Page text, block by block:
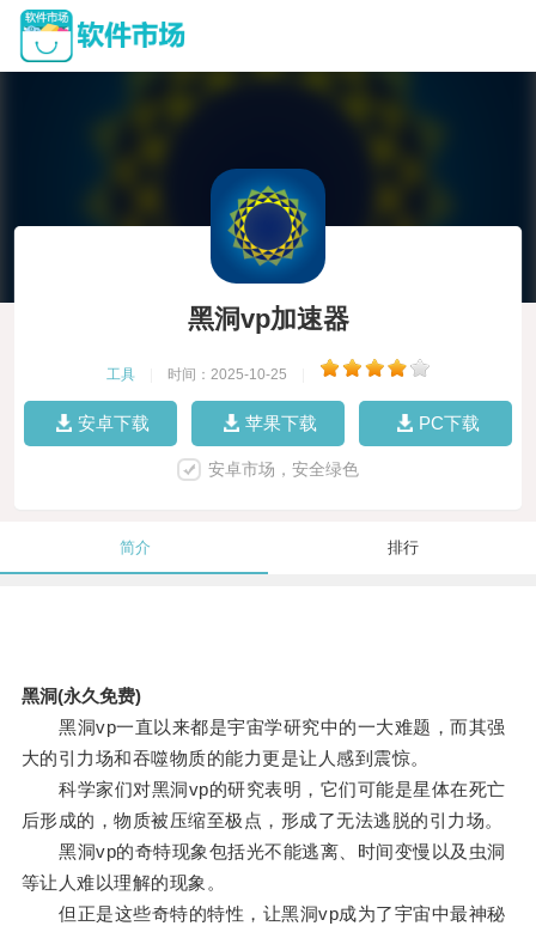
黑洞vp加速器
工具 时间：2025-10-25
安卓下载 苹果下载 PC下载
安卓市场，安全绿色
简介 排行
黑洞(永久免费)
黑洞vp一直以来都是宇宙学研究中的一大难题，而其强
大的引力场和吞噬物质的能力更是让人感到震惊。
科学家们对黑洞vp的研究表明，它们可能是星体在死亡
后形成的，物质被压缩至极点，形成了无法逃脱的引力场。
黑洞vp的奇特现象包括光不能逃离、时间变慢以及虫洞
等让人难以理解的现象。
但正是这些奇特的特性，让黑洞vp成为了宇宙中最神秘